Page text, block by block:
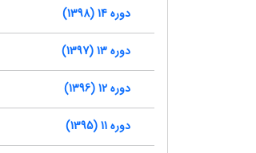
دوره 14 (1398)
دوره 13 (1397)
دوره 12 (1396)
دوره 11 (1395)